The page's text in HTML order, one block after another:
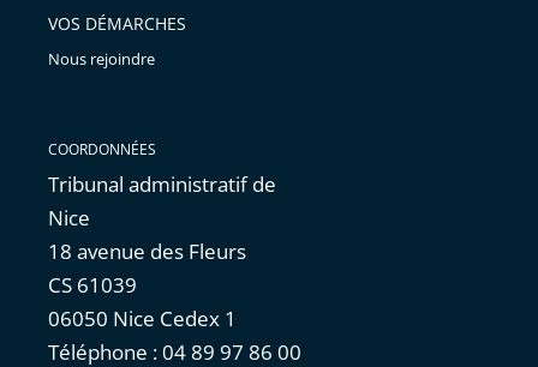
VOS DÉMARCHES
Nous rejoindre
COORDONNÉES
Tribunal administratif de
Nice
18 avenue des Fleurs
CS 61039
06050 Nice Cedex 1
Téléphone : 04 89 97 86 00